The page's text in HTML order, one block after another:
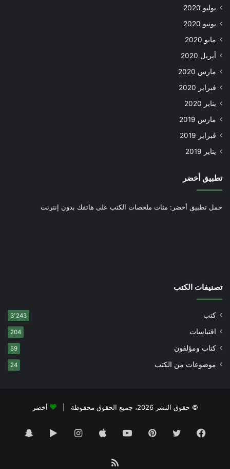
يوليو 2020
يونيو 2020
مايو 2020
أبريل 2020
مارس 2020
فبراير 2020
يناير 2020
مارس 2019
فبراير 2019
يناير 2019
تطبيق أخضر
حمل تطبيق أخضر: مئات ملخصات الكتب على هاتفك بدون إنترنت
تصنيفات الكتب
كتب 3٬243
اقتباسات 204
كتاب ومؤلفون 59
موضوعات من الكتب 24
© حقوق النشر 2026، جميع الحقوق محفوظة | أخضر
فيسبوك تويتر بينتيريستيوتيوب انستقرام‏Google
ملخص